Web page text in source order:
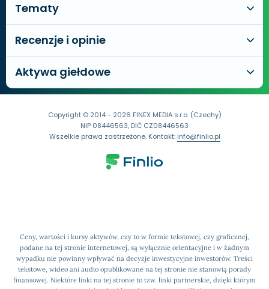
Tematy
Recenzje i opinie
Aktywa giełdowe
Ceny, wartości i kursy aktywów, czy to w formie tekstowej, czy graficznej,
podane na tej stronie internetowej, są wyłącznie orientacyjne i w żadnym
wypadku nie powinny wpływać na decyzje inwestycyjne inwestorów. Treści
tekstowe, wideo ani audio opublikowane na tej stronie nie stanowią porady
finansowej. Niektóre linki na tej stronie to tzw. linki partnerskie, dzięki którym
Copyright © 2014 - 2026 FINEX MEDIA s.r.o. (Czechy)
NIP 08446563, DIČ CZ08446563
Wszelkie prawa zastrzeżone. Kontakt:info@finlio.pl